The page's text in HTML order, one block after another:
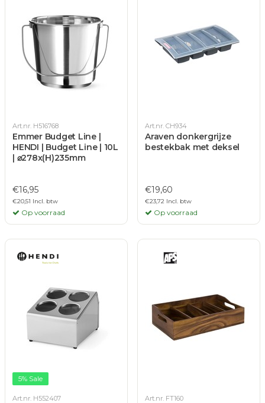
Art.nr. H516768
Emmer Budget Line |
HENDI | Budget Line | 10L
| ⌀278x(H)235mm
€16,95
€20,51 Incl. btw
Op voorraad
Art.nr. CH934
Araven donkergrijze
bestekbak met deksel
€19,60
€23,72 Incl. btw
Op voorraad
5% Sale
Art.nr. H552407 Art.nr. FT160